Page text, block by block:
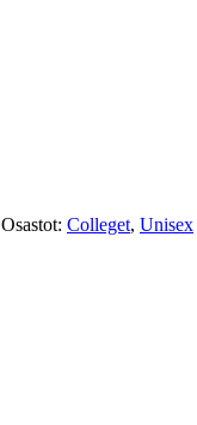
Osastot: Colleget, Unisex